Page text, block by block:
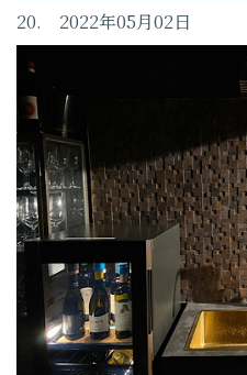
20. 2022年05月02日